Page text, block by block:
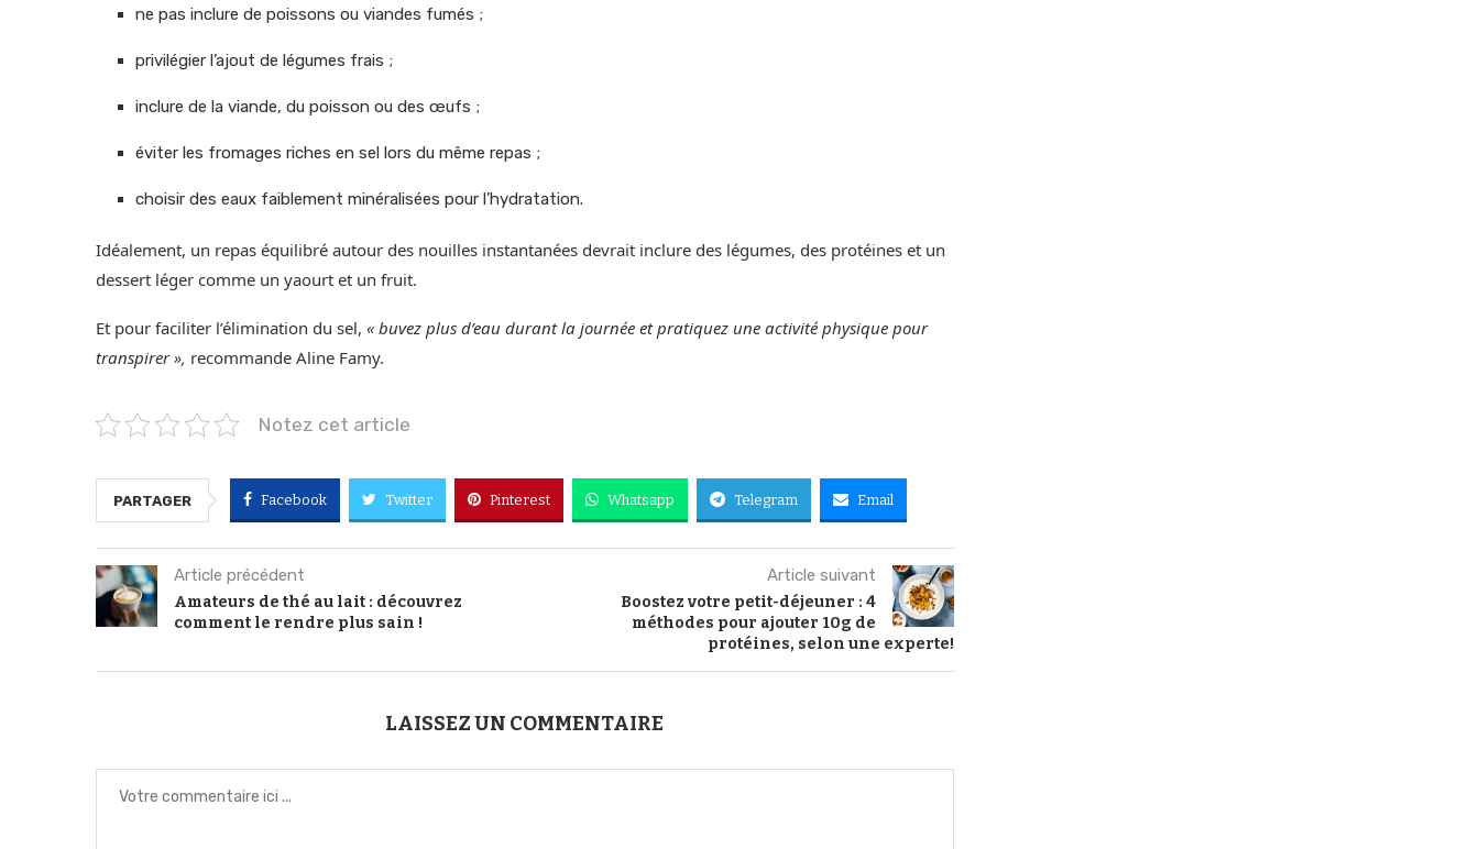
ne pas inclure de poissons ou viandes fumés ;
privilégier l’ajout de légumes frais ;
inclure de la viande, du poisson ou des œufs ;
éviter les fromages riches en sel lors du même repas ;
choisir des eaux faiblement minéralisées pour l’hydratation.
Idéalement, un repas équilibré autour des nouilles instantanées devrait inclure des légumes, des protéines et un
dessert léger comme un yaourt et un fruit.
Et pour faciliter l’élimination du sel, « buvez plus d’eau durant la journée et pratiquez une activité physique pour
transpirer », recommande Aline Famy.
Notez cet article
PARTAGER Facebook Twitter Pinterest Whatsapp Telegram Email
Article précédent
Amateurs de thé au lait : découvrez
comment le rendre plus sain !
Article suivant
Boostez votre petit-déjeuner : 4
méthodes pour ajouter 10g de
protéines, selon une experte!
LAISSEZ UN COMMENTAIRE